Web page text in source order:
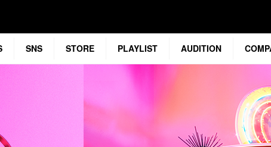
SNS STORE PLAYLIST AUDITION